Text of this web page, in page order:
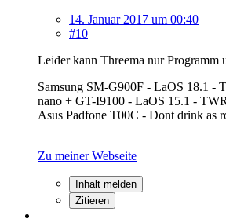
14. Januar 2017 um 00:40
#10
Leider kann Threema nur Programm
Samsung SM-G900F - LaOS 18.1 -
nano + GT-I9100 - LaOS 15.1 -
Asus Padfone T00C - Dont drink as
Zu meiner Webseite
Inhalt melden
Zitieren